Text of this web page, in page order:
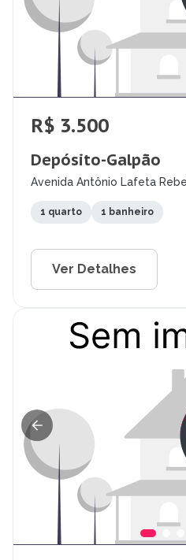
R$ 3.500
Depósito-Galpão
Avenida Antônio Lafeta
1 quarto 1 banheiro
Ver Detalhes